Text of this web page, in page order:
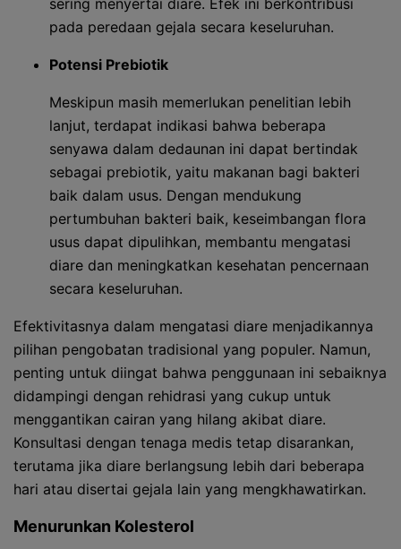
sering menyertai diare. Efek ini berkontribusi
pada peredaan gejala secara keseluruhan.
Potensi Prebiotik
Meskipun masih memerlukan penelitian lebih
lanjut, terdapat indikasi bahwa beberapa
senyawa dalam dedaunan ini dapat bertindak
sebagai prebiotik, yaitu makanan bagi bakteri
baik dalam usus. Dengan mendukung
pertumbuhan bakteri baik, keseimbangan flora
usus dapat dipulihkan, membantu mengatasi
diare dan meningkatkan kesehatan pencernaan
secara keseluruhan.
Efektivitasnya dalam mengatasi diare menjadikannya
pilihan pengobatan tradisional yang populer. Namun,
penting untuk diingat bahwa penggunaan ini sebaiknya
didampingi dengan rehidrasi yang cukup untuk
menggantikan cairan yang hilang akibat diare.
Konsultasi dengan tenaga medis tetap disarankan,
terutama jika diare berlangsung lebih dari beberapa
hari atau disertai gejala lain yang mengkhawatirkan.
Menurunkan Kolesterol